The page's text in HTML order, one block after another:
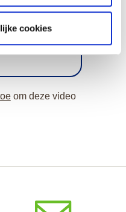
cookies
gastvrije
om deze video